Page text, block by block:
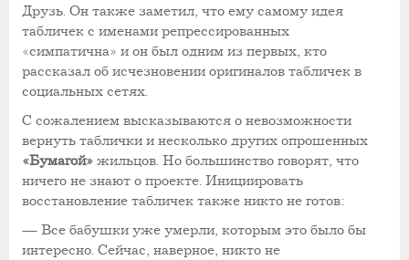
Друзь. Он также заметил, что ему самому идея
табличек с именами репрессированных
«симпатична» и он был одним из первых, кто
рассказал об исчезновении оригиналов табличек в
социальных сетях.
С сожалением высказываются о невозможности
вернуть таблички и несколько других опрошенных
«Бумагой» жильцов. Но большинство говорят, что
ничего не знают о проекте. Инициировать
восстановление табличек также никто не готов:
— Все бабушки уже умерли, которым это было бы
интересно. Сейчас, наверное, никто не